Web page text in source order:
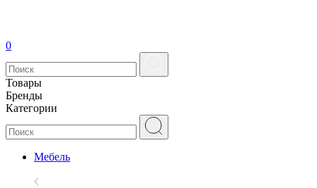
0
Товары
Бренды
Категории
Мебель